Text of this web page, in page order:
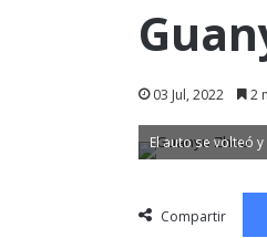
03 Jul, 2022 2
El auto se volteó
Compartir